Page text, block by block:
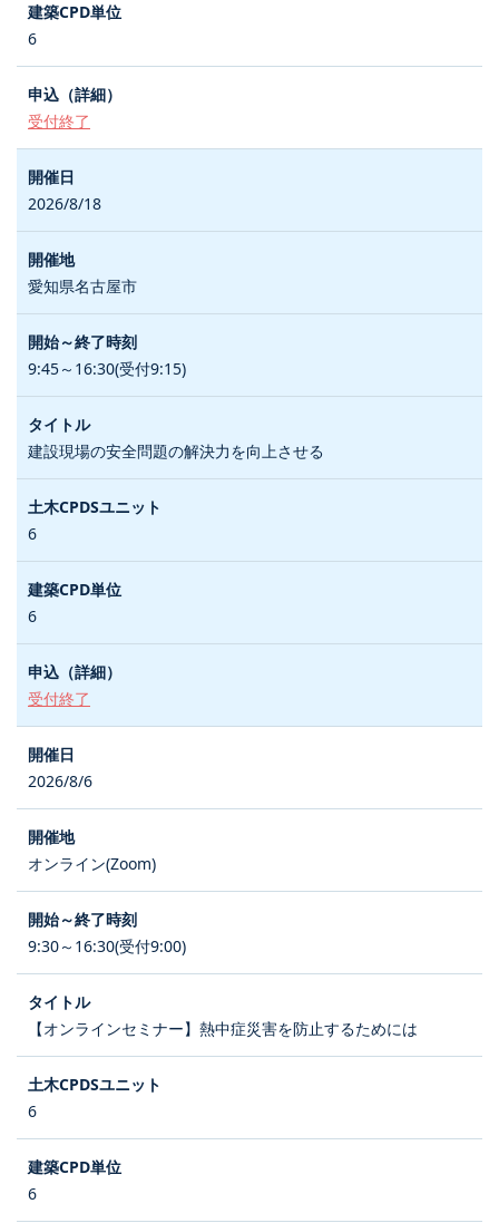
6
受付終了
2026/8/18
愛知県名古屋市
9:45～16:30(受付9:15)
建設現場の安全問題の解決力を向上させる
6
6
受付終了
2026/8/6
オンライン(Zoom)
9:30～16:30(受付9:00)
【オンラインセミナー】熱中症災害を防止するためには
6
6